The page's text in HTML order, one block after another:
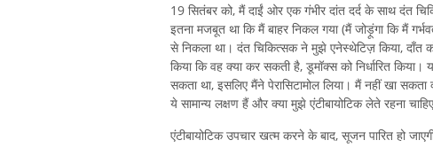
19 सितंबर को, मैं दाईं ओर एक गंभीर दांत दर्द के साथ दंत
इतना मजबूत था कि मैं बाहर निकल गया (मैं जोड़ूंगा कि मैं
से निकला था। दंत चिकित्सक ने मुझे एनेस्थेटिज़ किया, दाँत
किया कि वह क्या कर सकती है, डूमॉक्स को निर्धारित
सकता था, इसलिए मैंने पेरासिटामोल लिया। मैं नहीं खा
ये सामान्य लक्षण हैं और क्या मुझे एंटीबायोटिक लेते रहना
एंटीबायोटिक उपचार खत्म करने के बाद, सूजन पारित हो